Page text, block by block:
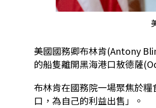
美國國務卿布林肯(Antony
的船隻離開黑海港口敖德薩
布林肯在國務院一場聚焦於
口，為自己的利益出售」。